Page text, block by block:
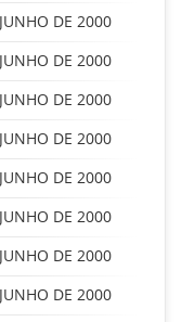
DE 2000
DE 2000
DE 2000
DE 2000
DE 2000
DE 2000
DE 2000
DE 2000